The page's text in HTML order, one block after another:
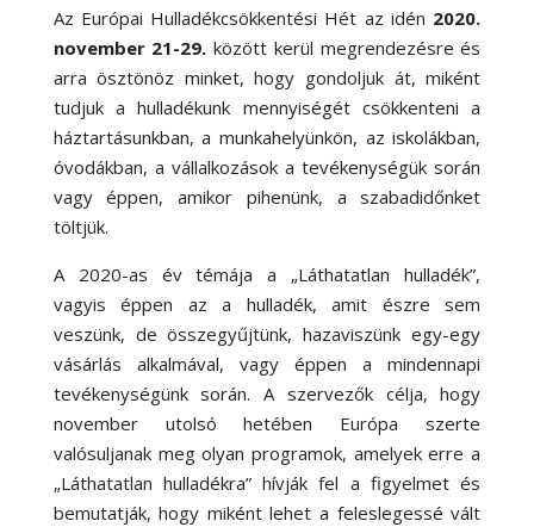
Az Európai Hulladékcsökkentési Hét az idén 2020.
november 21-29. között kerül megrendezésre és
arra ösztönöz minket, hogy gondoljuk át, miként
tudjuk a hulladékunk mennyiségét csökkenteni a
háztartásunkban, a munkahelyünkön, az iskolákban,
óvodákban, a vállalkozások a tevékenységük során
vagy éppen, amikor pihenünk, a szabadidőnket
töltjük.
A 2020-as év témája a „Láthatatlan hulladék”,
vagyis éppen az a hulladék, amit észre sem
veszünk, de összegyűjtünk, hazaviszünk egy-egy
vásárlás alkalmával, vagy éppen a mindennapi
tevékenységünk során. A szervezők célja, hogy
november utolsó hetében Európa szerte
valósuljanak meg olyan programok, amelyek erre a
„Láthatatlan hulladékra” hívják fel a figyelmet és
bemutatják, hogy miként lehet a feleslegessé vált